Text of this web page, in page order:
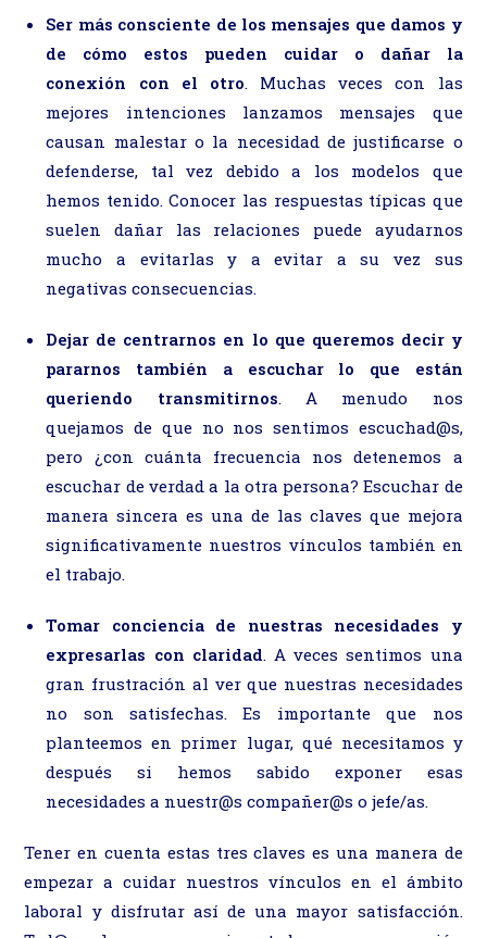
Ser más consciente de los mensajes que damos y
de cómo estos pueden cuidar o dañar la
conexión con el otro. Muchas veces con las
mejores intenciones lanzamos mensajes que
causan malestar o la necesidad de justificarse o
defenderse, tal vez debido a los modelos que
hemos tenido. Conocer las respuestas típicas que
suelen dañar las relaciones puede ayudarnos
mucho a evitarlas y a evitar a su vez sus
negativas consecuencias.
Dejar de centrarnos en lo que queremos decir y
pararnos también a escuchar lo que están
queriendo transmitirnos. A menudo nos
quejamos de que no nos sentimos escuchad@s,
pero ¿con cuánta frecuencia nos detenemos a
escuchar de verdad a la otra persona? Escuchar de
manera sincera es una de las claves que mejora
significativamente nuestros vínculos también en
el trabajo.
Tomar conciencia de nuestras necesidades y
expresarlas con claridad. A veces sentimos una
gran frustración al ver que nuestras necesidades
no son satisfechas. Es importante que nos
planteemos en primer lugar, qué necesitamos y
después si hemos sabido exponer esas
necesidades a nuestr@s compañer@s o jefe/as.
Tener en cuenta estas tres claves es una manera de
empezar a cuidar nuestros vínculos en el ámbito
laboral y disfrutar así de una mayor satisfacción.